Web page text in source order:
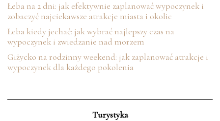
Łeba na 2 dni: jak efektywnie zaplanować wypoczynek i
zobaczyć najciekawsze atrakcje miasta i okolic
Łeba kiedy jechać: jak wybrać najlepszy czas na
wypoczynek i zwiedzanie nad morzem
Giżycko na rodzinny weekend: jak zaplanować atrakcje i
wypoczynek dla każdego pokolenia
Turystyka